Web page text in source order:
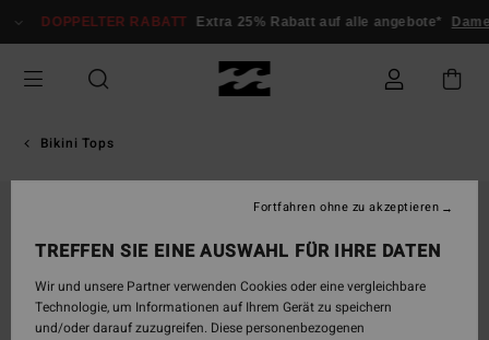
zur
springen
DOPPELTER RABATT Extra 25% Rabatt auf alle angebote* Damen
Bikini Tops
TREFFEN SIE EINE AUSWAHL FÜR IHRE DATEN
Wir und unsere Partner verwenden Cookies oder eine vergleichbare
Technologie, um Informationen auf Ihrem Gerät zu speichern
und/oder darauf zuzugreifen. Diese personenbezogenen
Fortfahren ohne zu akzeptieren